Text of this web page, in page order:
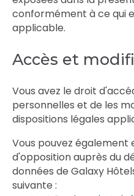
conformément à ce qui
applicable.
Accès et
Vous avez le droit
personnelles et de les
dispositions légales
Vous pouvez
d'opposition auprès du
données de Galaxy
suivante :